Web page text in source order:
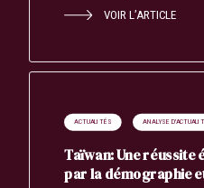
VOIR L’ARTICLE
ACTUALITÉS ANALYSE
Taïwan: Une réussite
par la démographie